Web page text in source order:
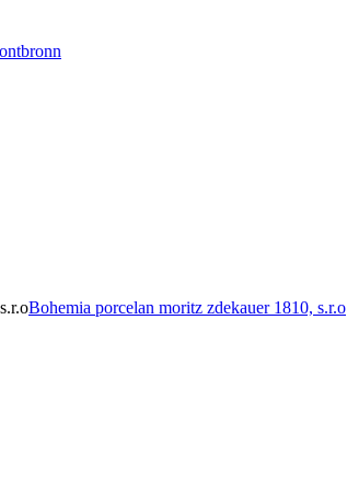
Bohemia porcelan moritz zdekauer 1810, s.r.o